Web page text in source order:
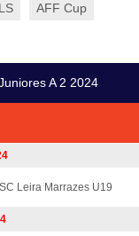
AFF Cup
A 2 2024
SC Leira Marrazes U19